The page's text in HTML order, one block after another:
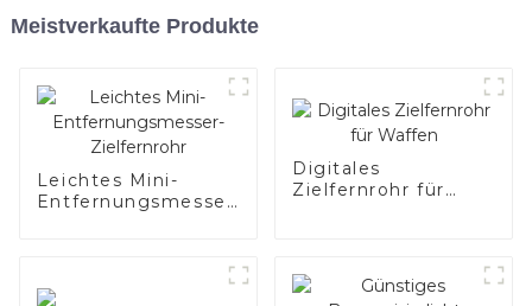
Meistverkaufte Produkte
Leichtes Mini-
Entfernungsmesser-
Digitales
Zielfernrohr für